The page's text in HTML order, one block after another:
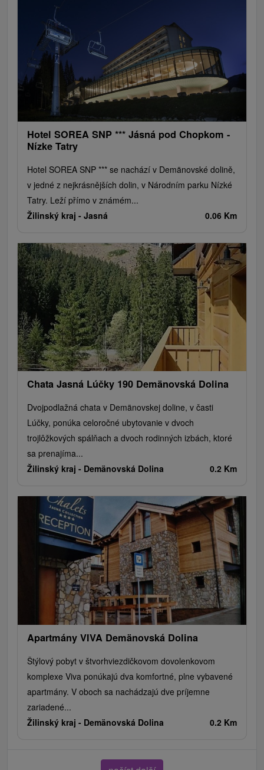
Hotel SOREA SNP *** Jásná pod Chopkom -
Nízke Tatry
Hotel SOREA SNP *** se nachází v Demänovské dolině,
v jedné z nejkrásnějších dolin, v Národním parku Nízké
Tatry. Leží přímo v známém...
Žilinský kraj - Jasná 0.06 Km
Chata Jasná Lúčky 190 Demänovská Dolina
Dvojpodlažná chata v Demänovskej doline, v časti
Lúčky, ponúka celoročné ubytovanie v dvoch
trojlôžkových spálňach a dvoch rodinných izbách, ktoré
sa prenajíma...
Žilinský kraj - Demänovská Dolina 0.2 Km
Apartmány VIVA Demänovská Dolina
Štýlový pobyt v štvorhviezdičkovom dovolenkovom
komplexe Viva ponúkajú dva komfortné, plne vybavené
apartmány. V oboch sa nachádzajú dve príjemne
zariadené...
Žilinský kraj - Demänovská Dolina 0.2 Km